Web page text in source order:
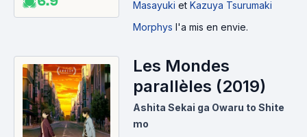
Masayuki et Kazuya Tsurumaki
Morphys l'a mis en envie.
Les Mondes
parallèles (2019)
Ashita Sekai ga Owaru to Shite
mo